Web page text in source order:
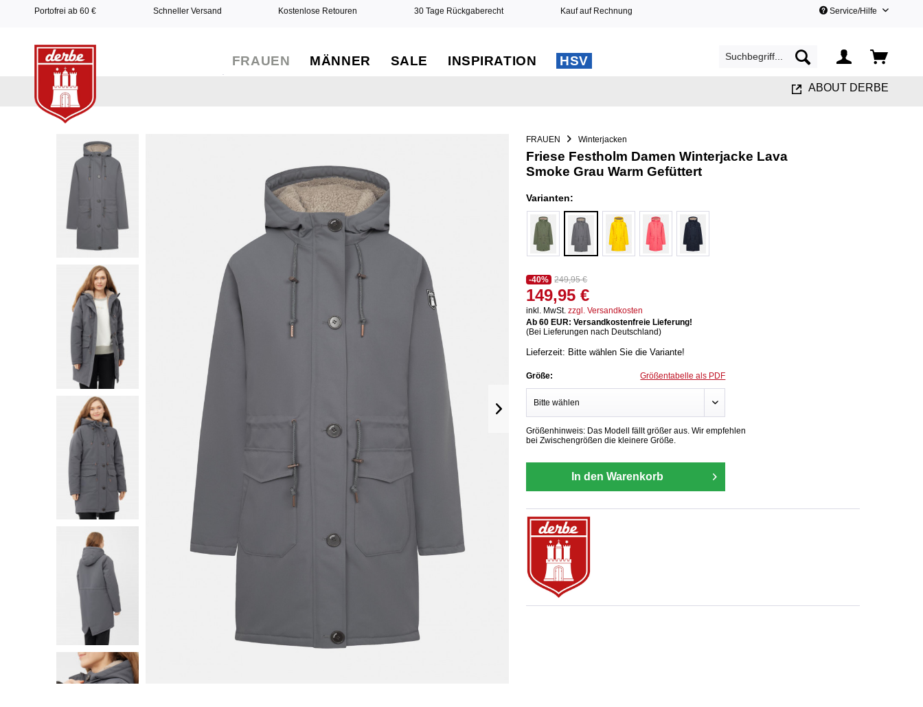
Portofrei ab 60 € Schneller Versand Kostenlose Retouren 30 Tage Rückgaberecht Kauf auf Rechnung Service/Hilfe
FRAUEN MÄNNER SALE INSPIRATION HSV
ABOUT DERBE
FRAUEN Winterjacken
Friese Festholm Damen Winterjacke Lava
Smoke Grau Warm Gefüttert
Varianten:
-40% 249,95 €
149,95 €
inkl. MwSt.zzgl. Versandkosten
Ab 60 EUR: Versandkostenfreie Lieferung!
(Bei Lieferungen nach Deutschland)
Lieferzeit: Bitte wählen Sie die Variante!
Größe: Größentabelle als PDF
Größenhinweis: Das Modell fällt größer aus. Wir empfehlen
bei Zwischengrößen die kleinere Größe.
In den Warenkorb